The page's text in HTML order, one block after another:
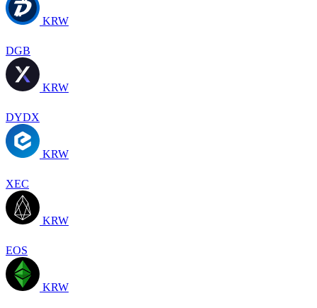
KRW
DGB
KRW
DYDX
KRW
XEC
KRW
EOS
KRW